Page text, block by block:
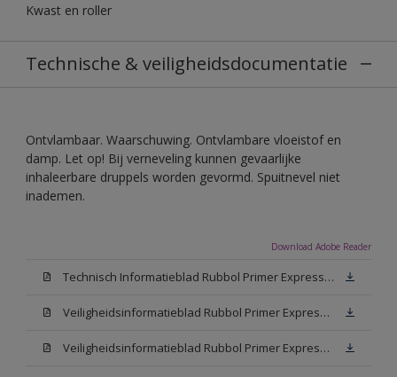
Kwast en roller
Technische & veiligheidsdocumentatie
Ontvlambaar. Waarschuwing. Ontvlambare vloeistof en
damp. Let op! Bij verneveling kunnen gevaarlijke
inhaleerbare druppels worden gevormd. Spuitnevel niet
inademen.
Download Adobe Reader
Technisch Informatieblad Rubbol Primer Express (PDF)
Veiligheidsinformatieblad Rubbol Primer Express White (MSDS)
Veiligheidsinformatieblad Rubbol Primer Express W05 (MSDS)